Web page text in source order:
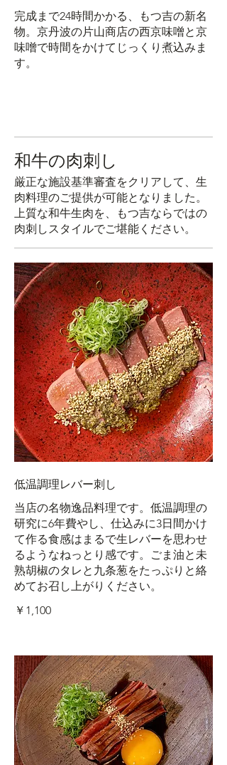
完成まで24時間かかる、もつ吉の新名
物。京丹波の片山商店の西京味噌と京
味噌で時間をかけてじっくり煮込みま
す。
和牛の肉刺し
厳正な施設基準審査をクリアして、生
肉料理のご提供が可能となりました。
上質な和牛生肉を、もつ吉ならではの
肉刺しスタイルでご堪能ください。
低温調理レバー刺し
当店の名物逸品料理です。低温調理の
研究に6年費やし、仕込みに3日間かけ
て作る食感はまるで生レバーを思わせ
るようなねっとり感です。ごま油と未
熟胡椒のタレと九条葱をたっぷりと絡
めてお召し上がりください。
￥1,100